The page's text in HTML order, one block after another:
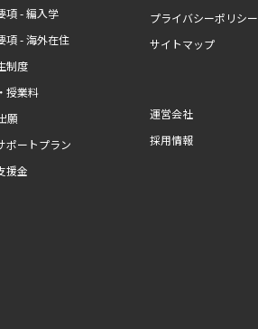
項 - 編入学
項 - 海外在住
制度
授業料
願
ポートプラン
援金
プライバシーポリシー
サイトマップ
運営会社
採用情報